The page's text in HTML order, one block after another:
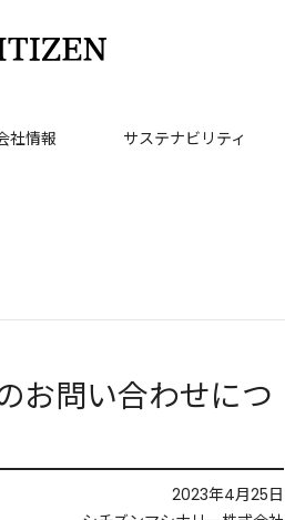
社情報 サステナビリティ
お問い合わせにつ
2023年4月25日